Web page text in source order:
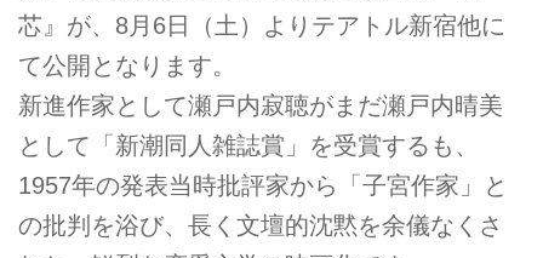
芯』が、8月6日（土）よりテアトル新宿他に
て公開となります。
新進作家として瀬戸内寂聴がまだ瀬戸内晴美
として「新潮同人雑誌賞」を受賞するも、
1957年の発表当時批評家から「子宮作家」と
の批判を浴び、長く文壇的沈黙を余儀なくさ